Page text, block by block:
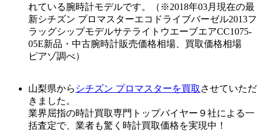
れている腕時計モデルです。（※2018年03月現在の最
新シチズン プロマスターエコドライブバーゼル2013フ
ラッグシップモデルサテライトウエーブエアCC1075-
05E新品・中古腕時計販売価格相場、買取価格相場
ピアゾ調べ）
山梨県から シチズン プロマスターを買取 させていただ
きました。
業界屈指の時計買取専門トップバイヤー９社による一
括査定で、業者も驚く時計買取価格を実現中！